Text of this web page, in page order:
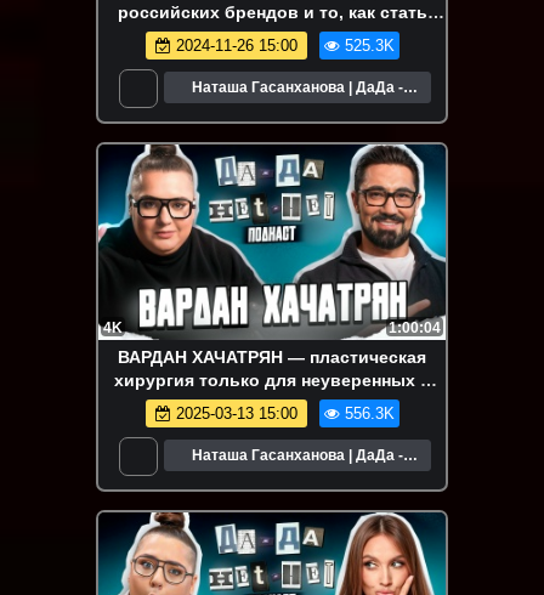
российских брендов и то, как стать
хорошим стилистом | ДаДа — НетНет.
Подкаст
2024-11-26 15:00 525.3K
Наташа Гасанханова | ДаДа -
4K 1:00:04
ВАРДАН ХАЧАТРЯН — пластическая
хирургия только для неуверенных в
себе? | ДаДа — НетНет. Подкаст
2025-03-13 15:00 556.3K
Наташа Гасанханова | ДаДа -